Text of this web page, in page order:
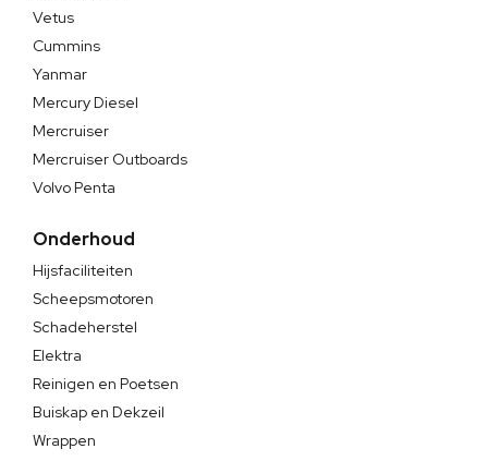
Vetus
Cummins
Yanmar
Mercury Diesel
Mercruiser
Mercruiser Outboards
Volvo Penta
Onderhoud
Hijsfaciliteiten
Scheepsmotoren
Schadeherstel
Elektra
Reinigen en Poetsen
Buiskap en Dekzeil
Wrappen